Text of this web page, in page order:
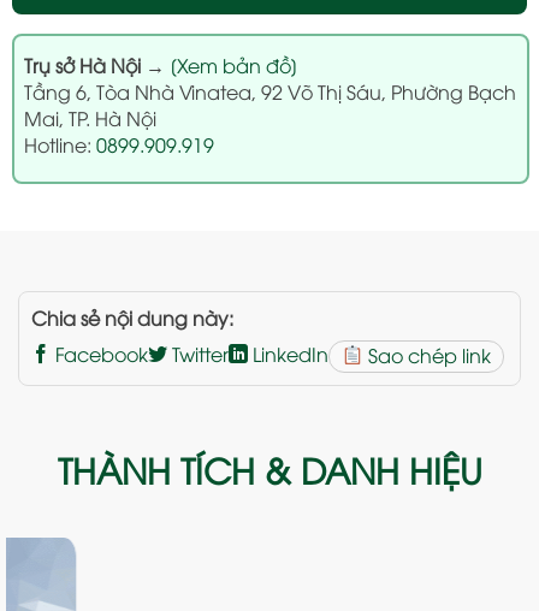
Trụ sở Hà Nội→ [Xem bản đồ]
Tầng 6, Tòa Nhà Vinatea, 92 Võ Thị Sáu, Phường Bạch
Mai, TP. Hà Nội
Hotline: 0899.909.919
Chia sẻ nội dung này:
Facebook
Twitter LinkedIn Sao chép link
THÀNH TÍCH & DANH HIỆU